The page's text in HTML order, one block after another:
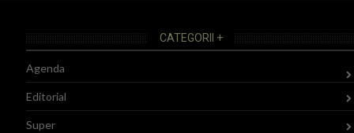
CATEGORII +
Agenda
Editorial
Super